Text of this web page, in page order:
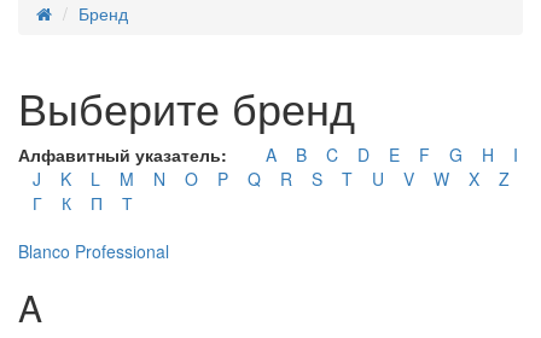
Бренд
Выберите бренд
Алфавитный указатель: A B C D E F G H
I
J
K L M N O P Q R S T U V W X
Z
Г
К П
Т
Blanco Professional
A